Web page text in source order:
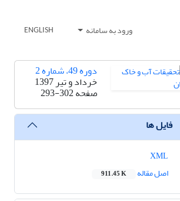
ورود به سامانه ENGLISH
دوره 49، شماره 2
خرداد و تیر 1397
صفحه293-302
فایل ها
اصل مقاله
911.45 K